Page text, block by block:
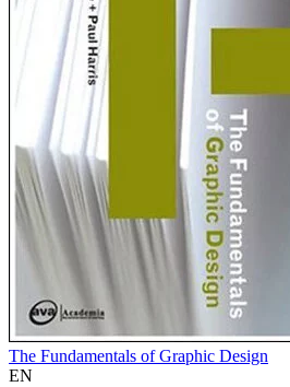
The Fundamentals of Graphic Design
EN